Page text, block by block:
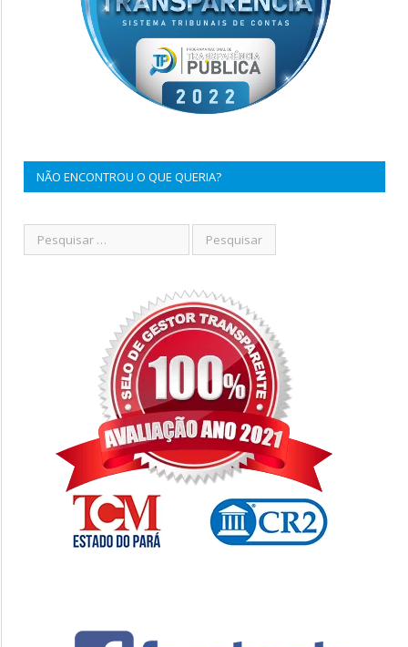
NÃO ENCONTROU O QUE QUERIA?